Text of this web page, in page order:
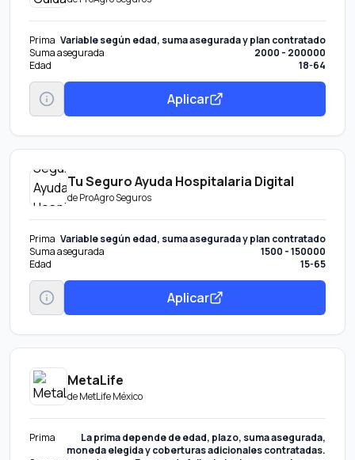
Prima Variable según edad, suma asegurada y plan contratado
Suma asegurada
2000 - 200000
Edad
18-64
Aplicar
Tu Seguro Ayuda Hospitalaria Digital
deProAgro Seguros
Prima Variable según edad, suma asegurada y plan contratado
Suma asegurada
1500 - 150000
Edad
15-65
Aplicar
MetaLife
deMetLife México
Prima
La prima depende de edad, plazo, suma asegurada,
moneda elegida y coberturas adicionales contratadas.